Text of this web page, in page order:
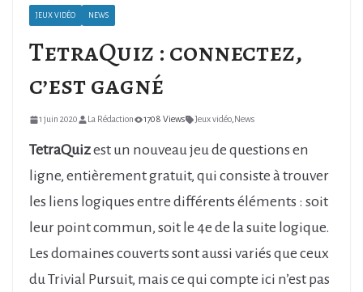
JEUX VIDÉO NEWS
TetraQuiz : connectez,
c’est gagné
1 juin 2020 La Rédaction 1708 Views Jeux vidéo News
TetraQuizest un nouveau jeu de questions en
ligne, entièrement gratuit, qui consiste à trouver
les liens logiques entre différents éléments : soit
leur point commun, soit le 4e de la suite logique.
Les domaines couverts sont aussi variés que ceux
du Trivial Pursuit, mais ce qui compte ici n’est pas